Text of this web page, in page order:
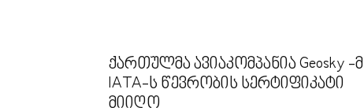
ქართულმა ავიაკომპანია Geosky -მ
IATA-ს წევრობის სერტიფიკატი
მიიღო